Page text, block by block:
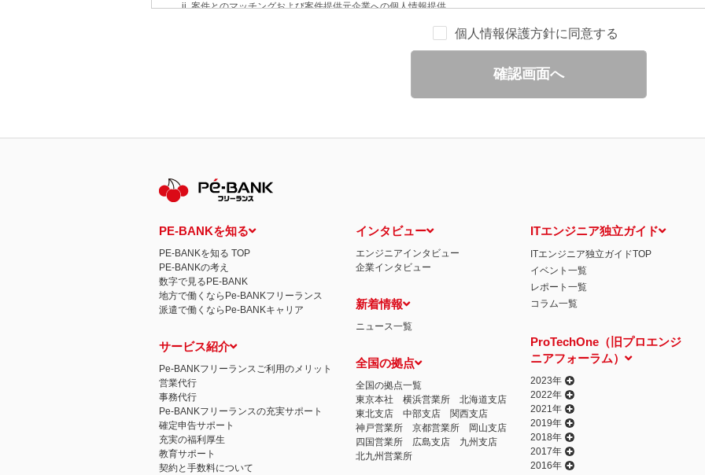
案件とのマッチングおよび案件提供元企業への個人情報提供
当社運営のウェブサイト訪問前にクリックされている広告の情報（クリック日や広告掲載サイトなど）を取得のうえ、情
取得した個人情報は法令等による場合を除いて第三者に提供することはありません。
保有個人データの開示等および問い合わせ窓口について
開示等に応ずる窓口は、下記 個人情報相談窓口になります。
認定個人情報保護団体の名称および、苦情の解決の申出先
苦情の解決の申出先
相談・苦情受付窓口
住所 〒108-0074 東京都港区高輪二丁目15番8号 グレイスビル泉岳寺前
TEL： 03-6311-7161 FAX： 03-4415-2032
本人が容易に認識できない方法による個人情報の取得
当ウェブサイトでは、広告配信事業者が提供するプログラムを利用し、特定のサイトにおいて行動ターゲティング広告（サ
心にあわせて広告を配信する広告手法）を行っております。 その際、ユーザーのサイト訪問履歴情報を採取するためCookie
別できるような情報は一切含まれておりません）。
個人情報の安全管理措置について
取得した個人情報については、漏洩、減失またはき損の防止と是正、その他個人情報の安全管理のために必要かつ適切な措置
当社の個人情報の取扱いに関する苦情、相談等の問合せ先
株式会社ＰＥ－ＢＡＮＫ 個人情報相談窓口
FAX：03-3446-4180
Email： privacy@mcea.co.jp
個人情報保護方針に同意する
確認画面へ
PE-BANKを知る
PE-BANKを知る TOP
PE-BANKの考え
数字で見るPE-BANK
地方で働くならPe-BANKフリーランス
派遣で働くならPe-BANKキャリア
サービス紹介
Pe-BANKフリーランスご利用のメリット
営業代行
事務代行
Pe-BANKフリーランスの充実サポート
確定申告サポート
充実の福利厚生
教育サポート
契約と手数料について
インタビュー
エンジニアインタビュー
企業インタビュー
新着情報
ニュース一覧
全国の拠点
全国の拠点一覧
東京本社
横浜営業所
北海道支店
東北支店
中部支店
関西支店
神戸営業所
京都営業所
岡山支店
四国営業所
広島支店
九州支店
北九州営業所
ITエンジニア独立ガイド
ITエンジニア独立ガイドTOP
イベント一覧
レポート一覧
コラム一覧
ProTechOne（旧プロエンジ
ニアフォーラム）
2023年
2022年
2021年
2019年
2018年
2017年
2016年